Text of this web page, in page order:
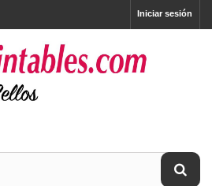
Iniciar sesión